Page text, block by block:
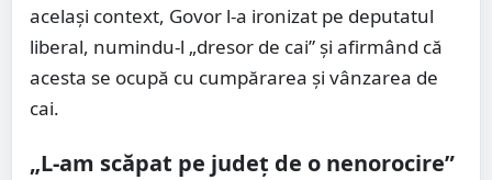
același context, Govor l-a ironizat pe deputatul
liberal, numindu-l „dresor de cai” și afirmând că
acesta se ocupă cu cumpărarea și vânzarea de
cai.
„L-am scăpat pe județ de o nenorocire”